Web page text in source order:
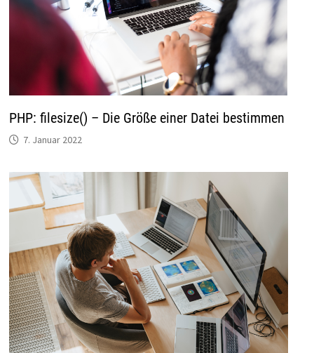
PHP: filesize() – Die Größe einer Datei bestimmen
7. Januar 2022